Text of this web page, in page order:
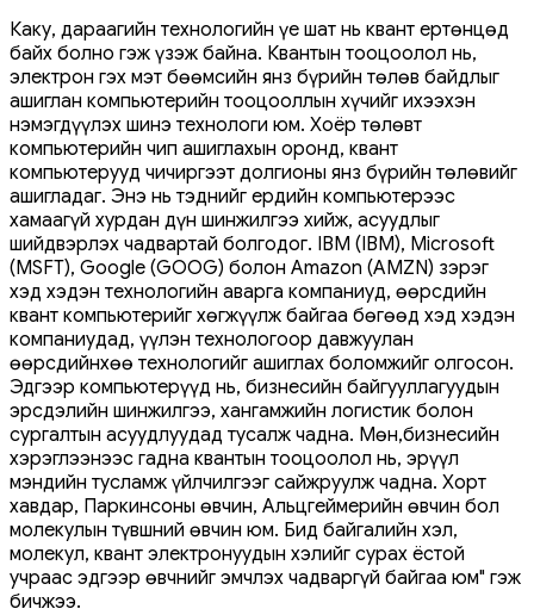
Каку, дараагийн технологийн үе шат нь квант ертөнцөд
байх болно гэж үзэж байна. Квантын тооцоолол нь,
электрон гэх мэт бөөмсийн янз бүрийн төлөв байдлыг
ашиглан компьютерийн тооцооллын хүчийг ихээхэн
нэмэгдүүлэх шинэ технологи юм. Хоёр төлөвт
компьютерийн чип ашиглахын оронд, квант
компьютерууд чичиргээт долгионы янз бүрийн төлөвийг
ашигладаг. Энэ нь тэднийг ердийн компьютерээс
хамаагүй хурдан дүн шинжилгээ хийж, асуудлыг
шийдвэрлэх чадвартай болгодог. IBM (IBM), Microsoft
(MSFT), Google (GOOG) болон Amazon (AMZN) зэрэг
хэд хэдэн технологийн аварга компаниуд, өөрсдийн
квант компьютерийг хөгжүүлж байгаа бөгөөд хэд хэдэн
компаниудад, үүлэн технологоор давжуулан
өөрсдийнхөө технологийг ашиглах боломжийг олгосон.
Эдгээр компьютерүүд нь, бизнесийн байгууллагуудын
эрсдэлийн шинжилгээ, хангамжийн логистик болон
сургалтын асуудлуудад тусалж чадна. Мөн,бизнесийн
хэрэглээнээс гадна квантын тооцоолол нь, эрүүл
мэндийн тусламж үйлчилгээг сайжруулж чадна. Хорт
хавдар, Паркинсоны өвчин, Альцгеймерийн өвчин бол
молекулын түвшний өвчин юм. Бид байгалийн хэл,
молекул, квант электронуудын хэлийг сурах ёстой
учраас эдгээр өвчнийг эмчлэх чадваргүй байгаа юм" гэж
бичжээ.